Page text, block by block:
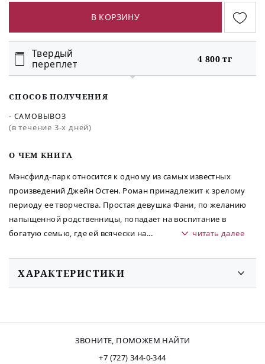
O ЧЕМ КНИГА
Мэнсфилд-парк относится к одному из самых известных
произведений Джейн Остен. Роман принадлежит к зрелому
периоду ее творчества. Простая девушка Фани, по желанию
напыщенной родственницы, попадает на воспитание в
богатую семью, где ей всячески на... читать далее
В КОРЗИНУ
Твердый
переплет
4 800 тг
СПОСОБ ПОЛУЧЕНИЯ
- САМОВЫВОЗ
(в течение 3-х дней)
ХАРАКТЕРИСТИКИ
ЗВОНИТЕ, ПОМОЖЕМ НАЙТИ
+7 (727) 344-0-344